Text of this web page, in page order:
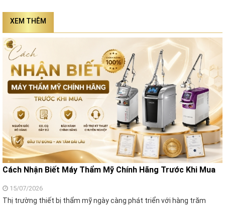
XEM THÊM
Cách Nhận Biết Máy Thẩm Mỹ Chính Hãng Trước Khi Mua
15/07/2026
Thị trường thiết bị thẩm mỹ ngày càng phát triển với hàng trăm